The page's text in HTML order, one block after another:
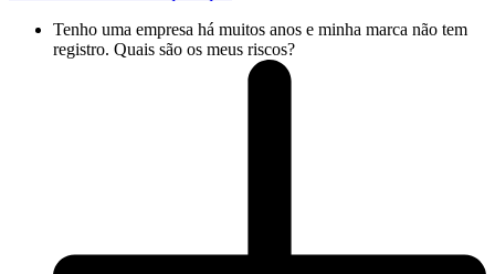
Tenho uma empresa há muitos anos e minha marca não tem
registro. Quais são os meus riscos?